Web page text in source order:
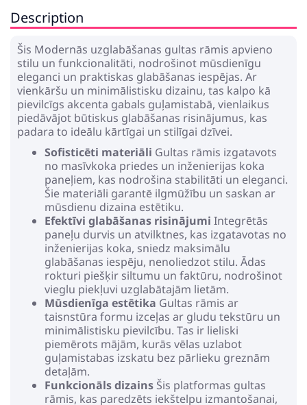
Description
Šis Modernās uzglabāšanas gultas rāmis apvieno
stilu un funkcionalitāti, nodrošinot mūsdienīgu
eleganci un praktiskas glabāšanas iespējas. Ar
vienkāršu un minimālistisku dizainu, tas kalpo kā
pievilcīgs akcenta gabals guļamistabā, vienlaikus
piedāvājot būtiskus glabāšanas risinājumus, kas
padara to ideālu kārtīgai un stilīgai dzīvei.
Sofisticēti materiāli Gultas rāmis izgatavots
no masīvkoka priedes un inženierijas koka
paneļiem, kas nodrošina stabilitāti un eleganci.
Šie materiāli garantē ilgmūžību un saskan ar
mūsdienu dizaina estētiku.
Efektīvi glabāšanas risinājumi Integrētās
paneļu durvis un atvilktnes, kas izgatavotas no
inženierijas koka, sniedz maksimālu
glabāšanas iespēju, nenoliedzot stilu. Ādas
rokturi piešķir siltumu un faktūru, nodrošinot
vieglu piekļuvi uzglabātajām lietām.
Mūsdienīga estētika Gultas rāmis ar
taisnstūra formu izceļas ar gludu tekstūru un
minimālistisku pievilcību. Tas ir lieliski
piemērots mājām, kurās vēlas uzlabot
guļamistabas izskatu bez pārlieku greznām
detaļām.
Funkcionāls dizains Šis platformas gultas
rāmis, kas paredzēts iekštelpu izmantošanai,